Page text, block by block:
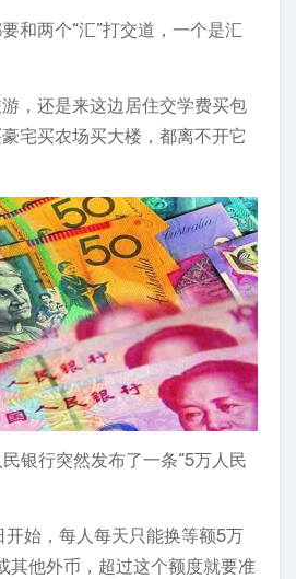
和两个“汇”打交道，一个是汇
，还是来这边居住交学费买包
宅买农场买大楼，都离不开它
银行突然发布了一条“5万人民
开始，每人每天只能换等额5万
其他外币，超过这个额度就要准